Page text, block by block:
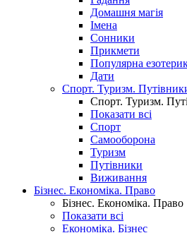
Домашня магія
Імена
Сонники
Прикмети
Популярна
Дати
Спорт. Туризм.
Спорт. Туризм.
Показати всі
Спорт
Самооборона
Туризм
Путівники
Виживання
Бізнес. Економіка. Право
Бізнес. Економіка. Право
Показати всі
Економіка. Бізнес